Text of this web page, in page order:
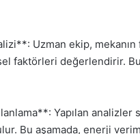
Uzman ekip, mekanın
faktörleri değerlendirir.
Yapılan
Bu aşamada, enerji